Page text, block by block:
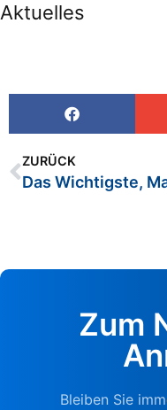
Aktuelles
ZURÜCK
Zum
Bleiben Sie